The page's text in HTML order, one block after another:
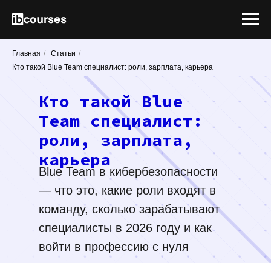
Главная / Статьи /
Кто такой Blue Team специалист: роли, зарплата, карьера
Кто такой Blue
Team специалист:
роли, зарплата,
карьера
Blue Team в кибербезопасности
— что это, какие роли входят в
команду, сколько зарабатывают
специалисты в 2026 году и как
войти в профессию с нуля